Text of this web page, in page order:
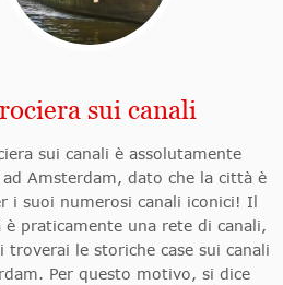
sui canali
sui canali è assolutamente
Amsterdam, dato che la città è
i suoi numerosi canali iconici! Il
praticamente una rete di canali,
troverai le storiche case sui canali
Per questo motivo, si dice